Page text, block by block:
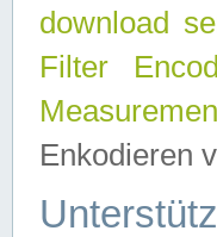
download
Filter
Enkodieren